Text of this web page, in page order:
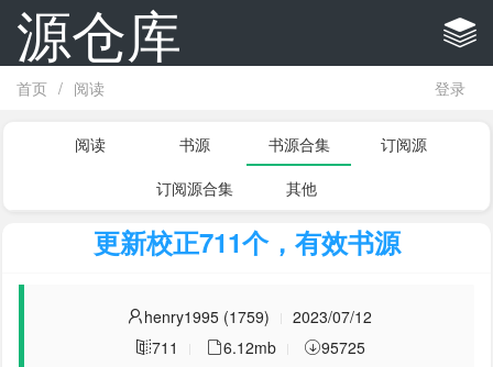
源仓库
首页 / 阅读 登录
阅读 书源 书源合集
订阅源
订阅源合集
其他
更新校正711个，有效书源
henry1995 (1759)
2023/07/12
711
6.12mb 95725